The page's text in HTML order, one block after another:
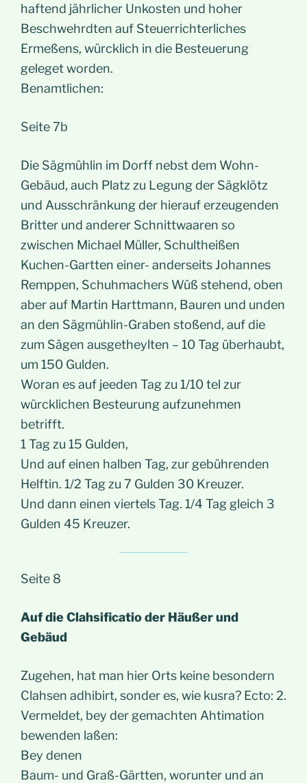
haftend jährlicher Unkosten und hoher
Beschwehrdten auf Steuerrichterliches
Ermeßens, würcklich in die Besteuerung
geleget worden.
Benamtlichen:
Seite 7b
Die Sägmühlin im Dorff nebst dem Wohn-
Gebäud, auch Platz zu Legung der Sägklötz
und Ausschränkung der hierauf erzeugenden
Britter und anderer Schnittwaaren so
zwischen Michael Müller, Schultheißen
Kuchen-Gartten einer- anderseits Johannes
Remppen, Schuhmachers Wüß stehend, oben
aber auf Martin Harttmann, Bauren und unden
an den Sägmühlin-Graben stoßend, auf die
zum Sägen ausgetheylten – 10 Tag überhaubt,
um 150 Gulden.
Woran es auf jeeden Tag zu 1/10 tel zur
würcklichen Besteurung aufzunehmen
betrifft.
1 Tag zu 15 Gulden,
Und auf einen halben Tag, zur gebührenden
Helftin. 1/2 Tag zu 7 Gulden 30 Kreuzer.
Und dann einen viertels Tag. 1/4 Tag gleich 3
Gulden 45 Kreuzer.
Seite 8
Auf die Clahsificatio der Häußer und
Gebäud
Zugehen, hat man hier Orts keine besondern
Clahsen adhibirt, sonder es, wie kusra? Ecto: 2.
Vermeldet, bey der gemachten Ahtimation
bewenden laßen:
Bey denen
Baum- und Graß-Gärtten, worunter und an